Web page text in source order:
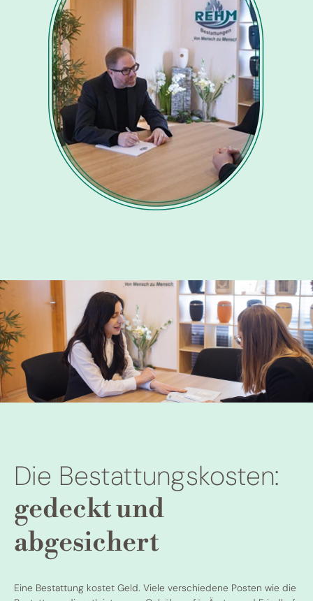
Die Bestattungskosten:
gedeckt und
abgesichert
Eine Bestattung kostet Geld. Viele verschiedene Posten wie die